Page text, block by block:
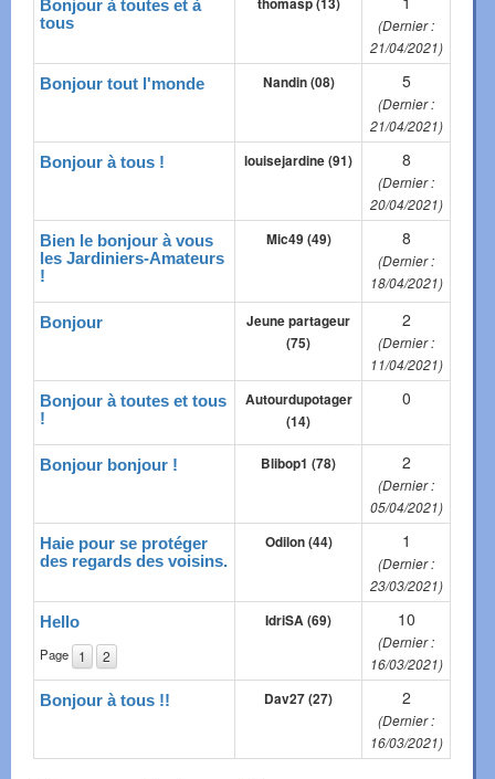
Bonjour à toutes et à
tous
thomasp (13)
(Dernier :
21/04/2021)
Bonjour tout l'monde Nandin (08) 5
(Dernier :
21/04/2021)
Bonjour à tous ! louisejardine (91) 8
(Dernier :
20/04/2021)
Bien le bonjour à vous
les Jardiniers-Amateurs
!
Mic49 (49) 8
(Dernier :
18/04/2021)
Bonjour
Jeune partageur
(75)
2
(Dernier :
11/04/2021)
Bonjour à toutes et tous
!
Autourdupotager
(14)
0
Bonjour bonjour ! Blibop1 (78) 2
(Dernier :
05/04/2021)
Haie pour se protéger
des regards des voisins.
Odilon (44) 1
(Dernier :
23/03/2021)
Hello
Page 1 2
IdriSA (69) 10
(Dernier :
16/03/2021)
Bonjour à tous !! Dav27 (27) 2
(Dernier :
16/03/2021)